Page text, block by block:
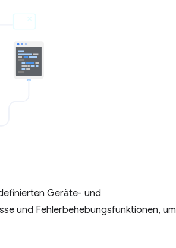
Geräte- und
und Fehlerbehebungsfunktionen, um